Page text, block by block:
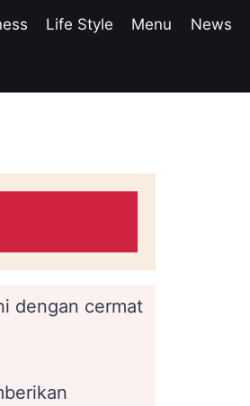
Life Style Menu News
dengan cermat